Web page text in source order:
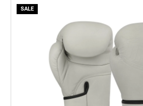
SALE